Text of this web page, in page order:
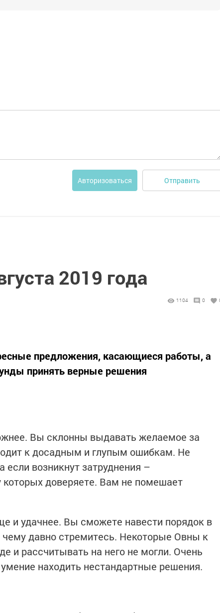
Авторизоваться Отправить
2019 года
1104 0
предложения, касающиеся работы, а
принять верные решения
Вы склонны выдавать желаемое за
к досадным и глупым ошибкам. Не
возникнут затруднения –
доверяете. Вам не помешает
и удачнее. Вы сможете навести порядок в
чему давно стремитесь. Некоторые Овны к
и рассчитывать на него не могли. Очень
находить нестандартные решения.